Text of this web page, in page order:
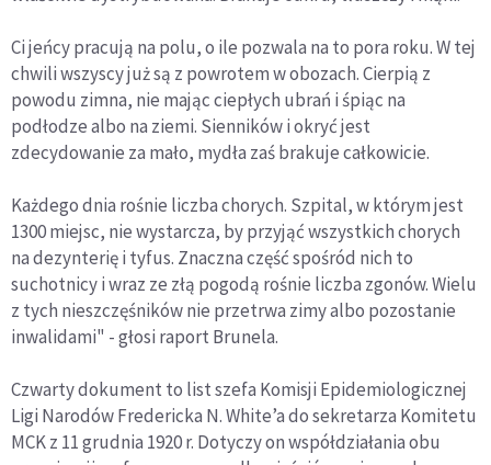
Ci jeńcy pracują na polu, o ile pozwala na to pora roku. W tej
chwili wszyscy już są z powrotem w obozach. Cierpią z
powodu zimna, nie mając ciepłych ubrań i śpiąc na
podłodze albo na ziemi. Sienników i okryć jest
zdecydowanie za mało, mydła zaś brakuje całkowicie.
Każdego dnia rośnie liczba chorych. Szpital, w którym jest
1300 miejsc, nie wystarcza, by przyjąć wszystkich chorych
na dezynterię i tyfus. Znaczna część spośród nich to
suchotnicy i wraz ze złą pogodą rośnie liczba zgonów. Wielu
z tych nieszczęśników nie przetrwa zimy albo pozostanie
inwalidami" - głosi raport Brunela.
Czwarty dokument to list szefa Komisji Epidemiologicznej
Ligi Narodów Fredericka N. White’a do sekretarza Komitetu
MCK z 11 grudnia 1920 r. Dotyczy on współdziałania obu